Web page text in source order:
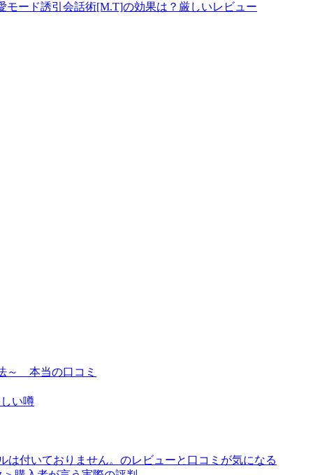
ード誘引会話術[M.T]の効果は？厳しいレビュー
～ 本当の口コミ
い噂
付いておりません。のレビューと口コミが気になる